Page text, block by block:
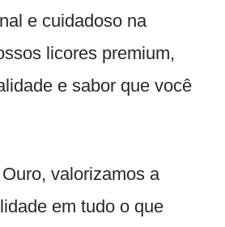
e cuidadoso na
licores premium,
e sabor que você
valorizamos a
em tudo o que